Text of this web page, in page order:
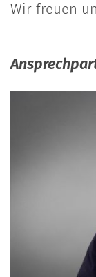
Wir freuen